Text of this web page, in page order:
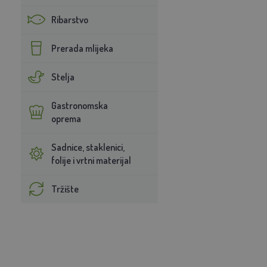
Ribarstvo
Prerada mlijeka
Stelja
Gastronomska
oprema
Sadnice, staklenici,
folije i vrtni materijal
Tržište